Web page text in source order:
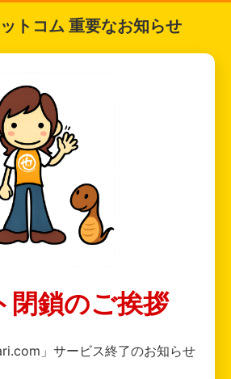
トコム 重要なお知らせ
閉鎖のご挨拶
」サービス終了のお知らせ